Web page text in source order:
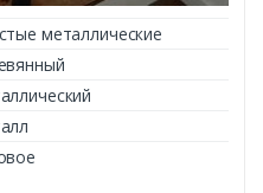
металлические